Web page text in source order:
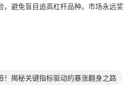
，避免盲目追高杠杆品种。市场永远奖
！揭秘关键指标驱动的暴涨翻身之路